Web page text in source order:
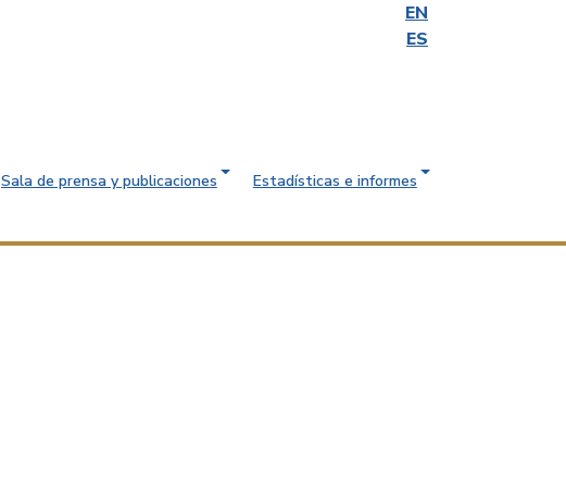
EN
ES
Sala de prensa y publicaciones
Estadísticas e informes